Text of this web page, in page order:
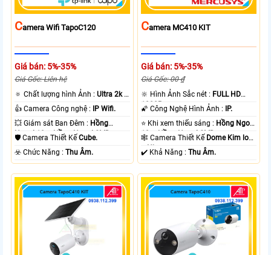
CAmera Wifi TapoC120
Giá bán: 5%-35%
Giá Gốc: Liên hệ
🔅 Chất lượng hình Ảnh :Ultra 2k +
.
👍 Camera Công nghệ :
IP Wifi.
💥 Giám sát Ban Đêm : Hồng
Ngoại 10m Hồng Ngoại SMD.
🛡 Camera Thiết KếCube.
️☣️ Chức Năng :Thu Âm.
CAmera MC410 KIT
Giá bán: 5%-35%
Giá Gốc: 00 ₫
🔆 Hình Ảnh Sắc nét : FULL HD
1080P .
🌠 Công Nghệ Hình Ảnh :
IP.
⭐ Khi xem thiếu sáng : Hồng Ngoại
10m Hồng Ngoại SMD.
🕸️ Camera Thiết Kế Dome Kim loại
+ Nhựa.
️✔️ Khả Năng :Thu Âm.